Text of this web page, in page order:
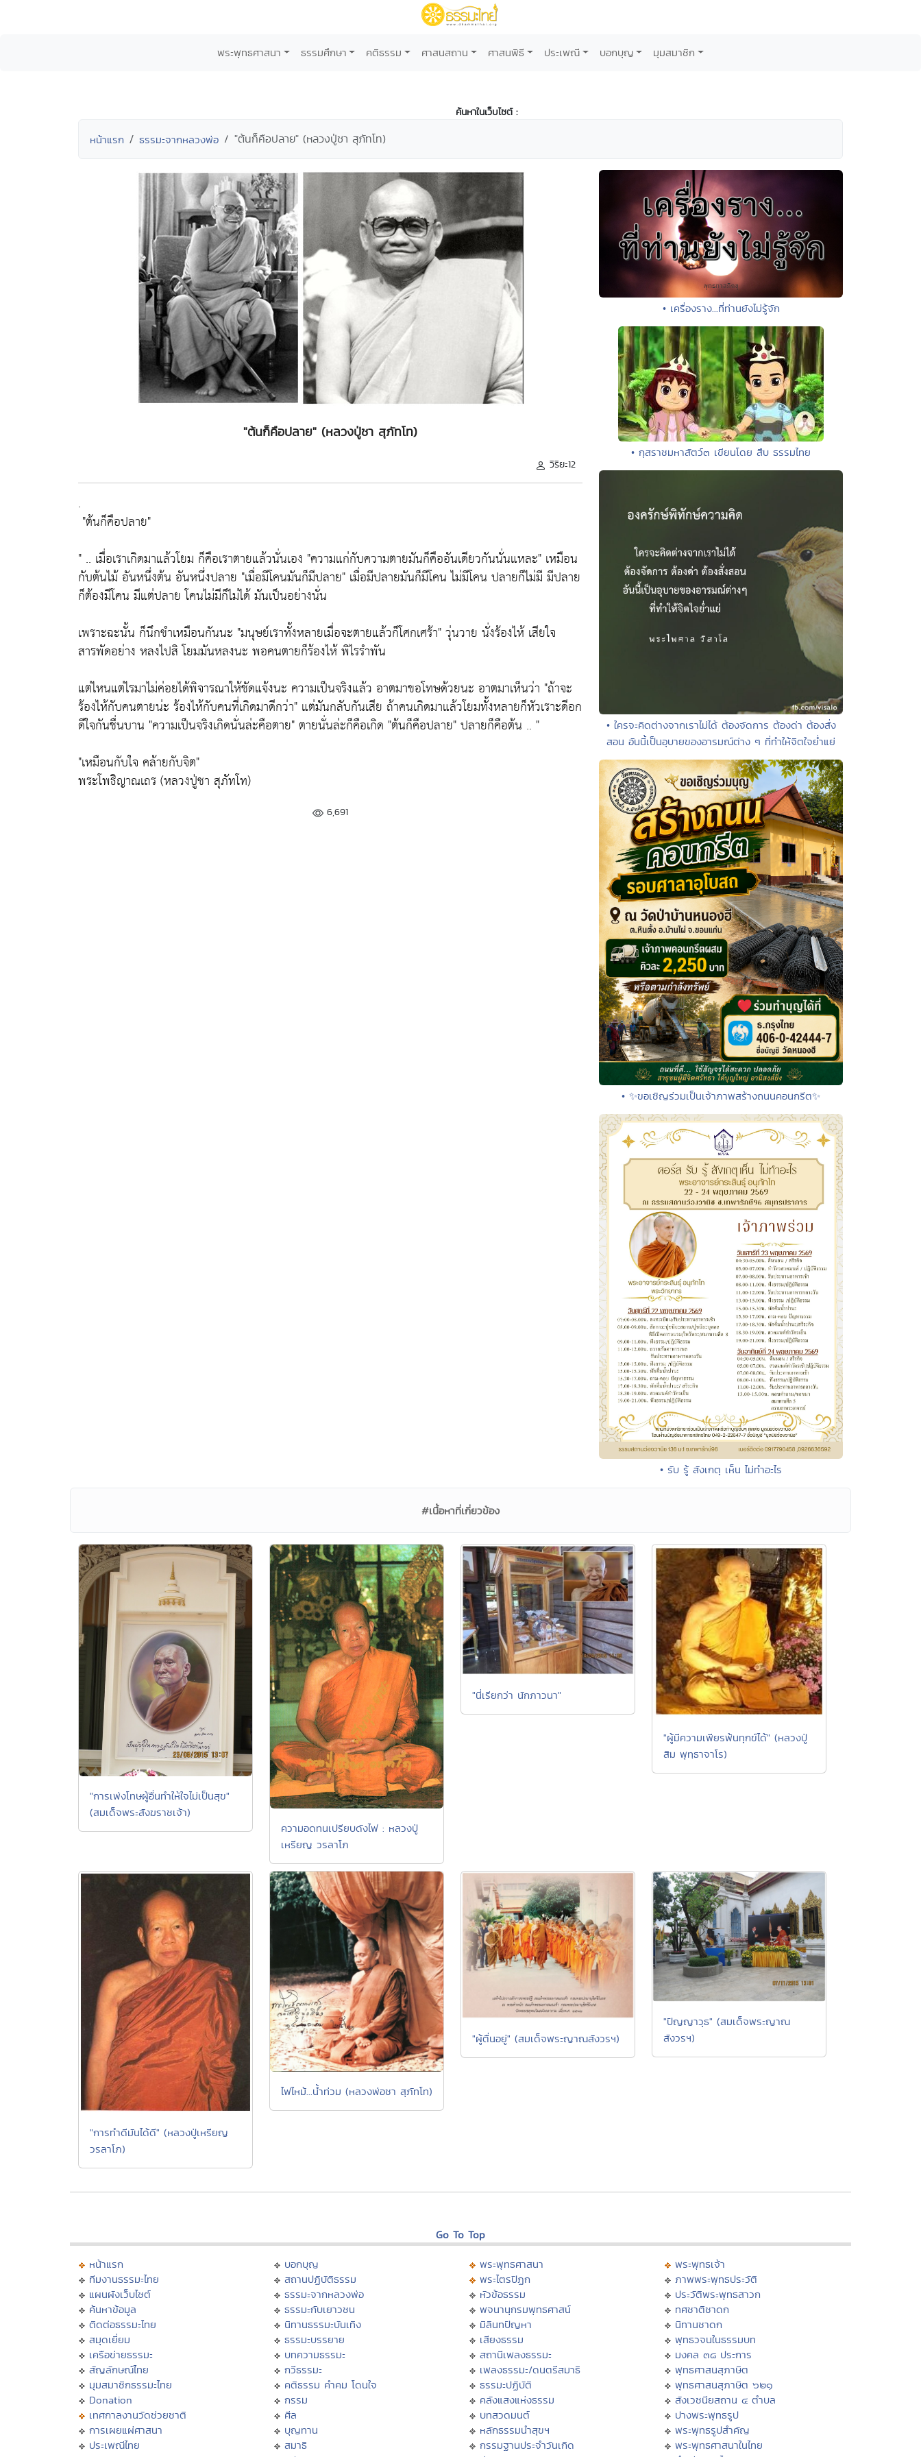
พระพุทธศาสนา ธรรมศึกษา คติธรรม ศาสนสถาน ศาสนพิธี ประเพณี บอกบุญ มุมสมาชิก
ค้นหาในเว็บไซต์ :
หน้าแรก ธรรมะจากหลวงพ่อ "ต้นก็คือปลาย" (หลวงปู่ชา สุภัทโท)
"ต้นก็คือปลาย" (หลวงปู่ชา สุภัทโท)
วิริยะ12
.
"ต้นก็คือปลาย"
" .. เมื่อเราเกิดมาแล้วโยม ก็คือเราตายแล้วนั่นเอง "ความแก่กับความตายมันก็คืออันเดียวกันนั่นแหละ" เหมือน
กับต้นไม้ อันหนึ่งต้น อันหนึ่งปลาย "เมื่อมีโคนมันก็มีปลาย" เมื่อมีปลายมันก็มีโคน ไม่มีโคน ปลายก็ไม่มี มีปลาย
ก็ต้องมีโคน มีแต่ปลาย โคนไม่มีก็ไม่ได้ มันเป็นอย่างนั่น
เพราะฉะนั้น ก็นึกขำเหมือนกันนะ "มนุษย์เราทั้งหลายเมื่อจะตายแล้วก็โศกเศร้า"วุ่นวาย นั่งร้องไห้ เสียใจ
สารพัดอย่าง หลงไปสิ โยมมันหลงนะ พอคนตายก็ร้องไห้ พิไรรำพัน
แต่ไหนแต่ไรมาไม่ค่อยได้พิจารณาให้ชัดแจ้งนะ ความเป็นจริงแล้ว อาตมาขอโทษด้วยนะ อาตมาเห็นว่า "ถ้าจะ
ร้องไห้กับคนตายน่ะ ร้องไห้กับคนที่เกิดมาดีกว่า" แต่มันกลับกันเสีย ถ้าคนเกิดมาแล้วโยมทั้งหลายก็หัวเราะดีอก
ดีใจกันชื่นบาน "ความเป็นจริงเกิดนั่นล่ะคือตาย"ตายนั่นล่ะก็คือเกิด "ต้นก็คือปลาย"ปลายก็คือต้น .. "
"เหมือนกับใจ คล้ายกับจิต"
พระโพธิญาณเถร (หลวงปู่ชา สุภัทโท)
6,691
• เครื่องราง...ที่ท่านยังไม่รู้จัก
• กุสราชมหาสัตว์๓ เขียนโดย สืบ ธรรมไทย
• ใครจะคิดต่างจากเราไม่ได้ ต้องจัดการ ต้องด่า ต้องสั่ง
สอน อันนี้เป็นอุบายของอารมณ์ต่าง ๆ ที่ทำให้จิตใจย่ำแย่
• ✨ขอเชิญร่วมเป็นเจ้าภาพสร้างถนนคอนกรีต✨
• รับ รู้ สังเกตุ เห็น ไม่ทำอะไร
#เนื้อหาที่เกี่ยวข้อง
"การเพ่งโทษผู้อื่นทำให้ใจไม่เป็นสุข"
(สมเด็จพระสังฆราชเจ้า)
ความอดทนเปรียบดังไฟ : หลวงปู่
เหรียญ วรลาโภ
"นี่เรียกว่า นักภาวนา"
"ผู้มีความเพียรพ้นทุกข์ได้" (หลวงปู่
สิม พุทฺธาจาโร)
"การทำดีมันได้ดี" (หลวงปู่เหรียญ
วรลาโภ)
ไฟไหม้...น้ำท่วม (หลวงพ่อชา สุภัทโท)
"ผู้ตื่นอยู่" (สมเด็จพระญาณสังวรฯ)
"ปัญญาวุธ" (สมเด็จพระญาณ
สังวรฯ)
Go To Top
หน้าแรก
ทีมงานธรรมะไทย
แผนผังเว็บไซต์
ค้นหาข้อมูล
ติดต่อธรรมะไทย
สมุดเยี่ยม
เครือข่ายธรรมะ
สัญลักษณ์ไทย
มุมสมาชิกธรรมะไทย
Donation
เทศกาลงานวัดช่วยชาติ
การเผยแผ่ศาสนา
ประเพณีไทย
บอกบุญ
สถานปฏิบัติธรรม
ธรรมะจากหลวงพ่อ
ธรรมะกับเยาวชน
นิทานธรรมะบันเทิง
ธรรมะบรรยาย
บทความธรรมะ
กวีธรรมะ
คติธรรม คำคม โดนใจ
กรรม
ศีล
บุญทาน
สมาธิ
พระพุทธศาสนา
พระไตรปิฏก
หัวข้อธรรม
พจนานุกรมพุทธศาสน์
มิลินทปัญหา
เสียงธรรม
สถานีเพลงธรรมะ
เพลงธรรมะ/ดนตรีสมาธิ
ธรรมะปฏิบัติ
คลังแสงแห่งธรรม
บทสวดมนต์
หลักธรรมนำสุขฯ
กรรมฐานประจำวันเกิด
พระพุทธเจ้า
ภาพพระพุทธประวัติ
ประวัติพระพุทธสาวก
ทศชาติชาดก
นิทานชาดก
พุทธวจนในธรรมบท
มงคล ๓๘ ประการ
พุทธศาสนสุภาษิต
พุทธศาสนสุภาษิต ๖๒๑
สังเวชนียสถาน ๔ ตำบล
ปางพระพุทธรูป
พระพุทธรูปสำคัญ
พระพุทธศาสนาในไทย